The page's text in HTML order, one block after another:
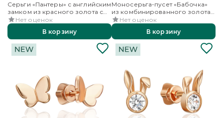
Серьги «Пантеры» с английским
замком из красного золота с
гранатом
Нет оценок
В корзину
Моносерьга-пусет «Бабочка»
из комбинированного золота
с фианитом
Нет оценок
В корзину